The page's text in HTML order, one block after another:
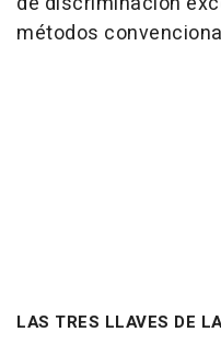
métodos
LAS TRES LLAVES DE